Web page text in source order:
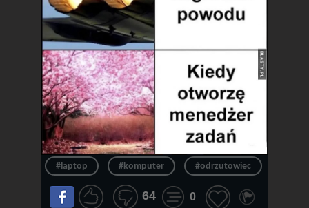
#laptop #komputer #odrzutowiec
64 0